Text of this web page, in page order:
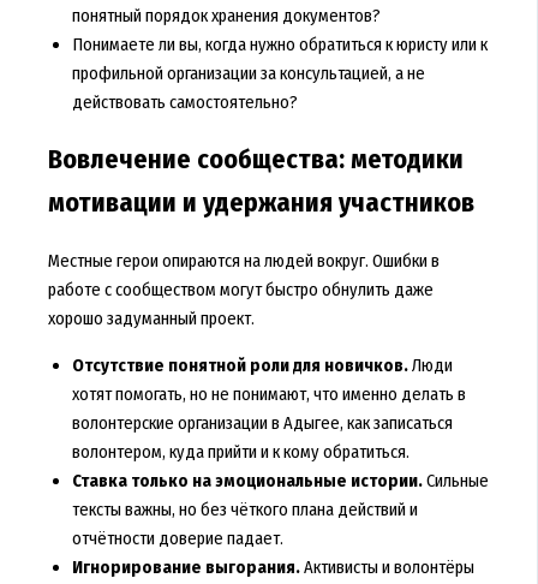
понятный порядок хранения документов?
Понимаете ли вы, когда нужно обратиться к юристу или к
профильной организации за консультацией, а не
действовать самостоятельно?
Вовлечение сообщества: методики
мотивации и удержания участников
Местные герои опираются на людей вокруг. Ошибки в
работе с сообществом могут быстро обнулить даже
хорошо задуманный проект.
Отсутствие понятной роли для новичков.Люди
хотят помогать, но не понимают, что именно делать в
волонтерские организации в Адыгее, как записаться
волонтером, куда прийти и к кому обратиться.
Ставка только на эмоциональные истории.Сильные
тексты важны, но без чёткого плана действий и
отчётности доверие падает.
Игнорирование выгорания.Активисты и волонтёры